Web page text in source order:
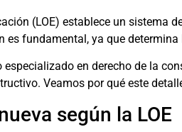
(LOE) establece un
es fundamental, ya que
especializado en derecho de la
Veamos por qué este
según la LOE